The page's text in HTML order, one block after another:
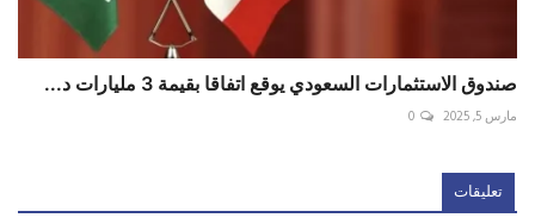
صندوق الاستثمارات السعودي يوقع اتفاقا بقيمة 3 مليارات د...
مارس 5, 2025 0
تعليقات